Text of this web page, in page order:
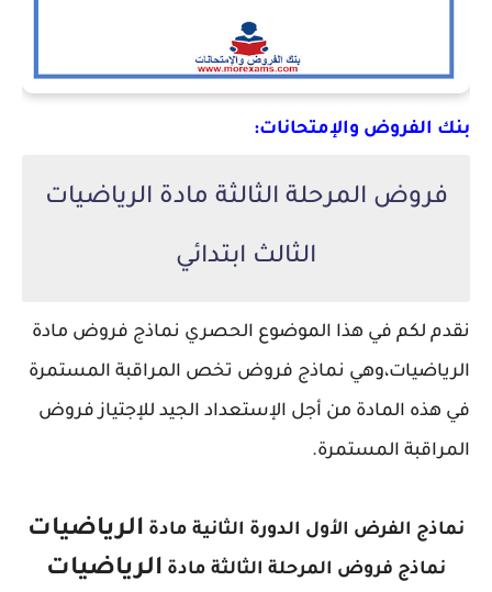
بنك الفروض والإمتحانات:
فروض المرحلة الثالثة مادة الرياضيات
الثالث ابتدائي
نقدم لكم في هذا الموضوع الحصري نماذج فروض مادة
الرياضيات،وهي نماذج فروض تخص المراقبة المستمرة
في هذه المادة من أجل الإستعداد الجيد للإجتياز فروض
المراقبة المستمرة.
نماذج الفرض الأول الدورة الثانية مادة الرياضيات
نماذج فروض المرحلة الثالثة مادة الرياضيات